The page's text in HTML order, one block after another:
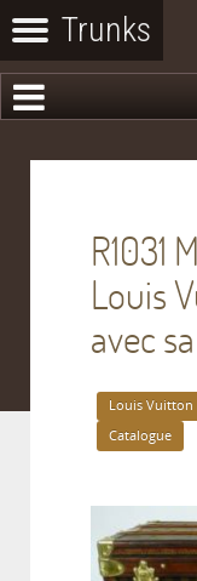
R1031
Louis
avec
Louis Vuitton
Catalogue